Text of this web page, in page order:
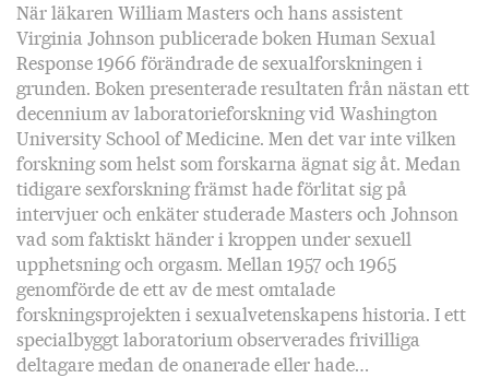
När läkaren William Masters och hans assistent
Virginia Johnson publicerade boken Human Sexual
Response 1966 förändrade de sexualforskningen i
grunden. Boken presenterade resultaten från nästan ett
decennium av laboratorieforskning vid Washington
University School of Medicine. Men det var inte vilken
forskning som helst som forskarna ägnat sig åt. Medan
tidigare sexforskning främst hade förlitat sig på
intervjuer och enkäter studerade Masters och Johnson
vad som faktiskt händer i kroppen under sexuell
upphetsning och orgasm. Mellan 1957 och 1965
genomförde de ett av de mest omtalade
forskningsprojekten i sexualvetenskapens historia. I ett
specialbyggt laboratorium observerades frivilliga
deltagare medan de onanerade eller hade…